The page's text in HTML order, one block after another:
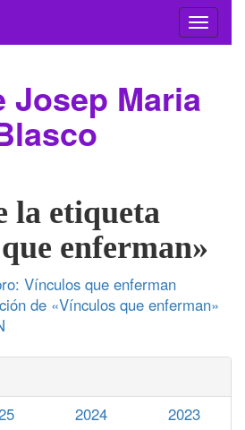
Josep Maria
la etiqueta
enferman»
Vínculos que enferman
de «Vínculos que enferman»
2024
2023